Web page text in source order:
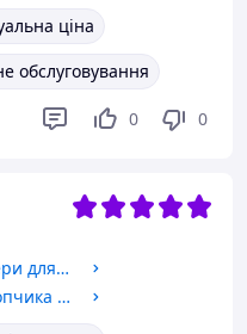
ціна
обслуговування
0 0
Чорні підліткові джинси-джогери для хлопчика на гумці 128-164 см, утеплені джинси на байці 128-134 см
Теплі спортивні штани для хлопчика на флісі 128 см Туреччина 134 см